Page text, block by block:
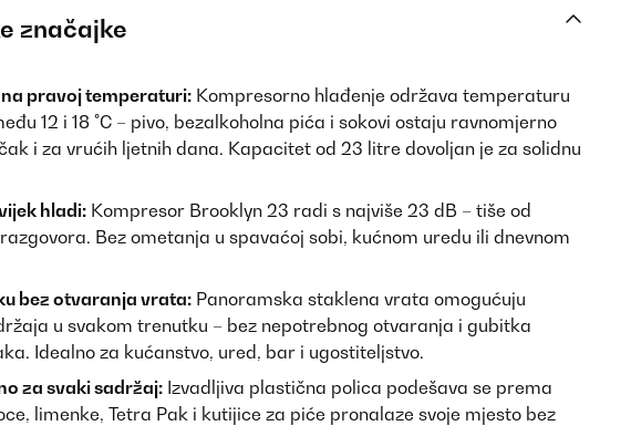
značajke
pravoj temperaturi: Kompresorno hlađenje održava temperaturu
12 i 18 °C – pivo, bezalkoholna pića i sokovi ostaju ravnomjerno
i za vrućih ljetnih dana. Kapacitet od 23 litre dovoljan je za solidnu
hladi: Kompresor Brooklyn 23 radi s najviše 23 dB – tiše od
Bez ometanja u spavaćoj sobi, kućnom uredu ili dnevnom
bez otvaranja vrata: Panoramska staklena vrata omogućuju
u svakom trenutku – bez nepotrebnog otvaranja i gubitka
Idealno za kućanstvo, ured, bar i ugostiteljstvo.
za svaki sadržaj: Izvadljiva plastična polica podešava se prema
limenke, Tetra Pak i kutijice za piće pronalaze svoje mjesto bez